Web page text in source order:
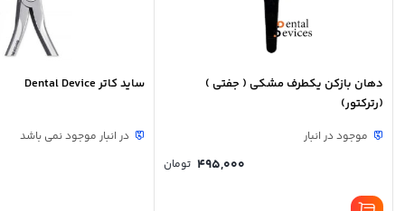
دهان بازکن یکطرف مشکی ( جفتی )
(رترکتور)
موجود در انبار
495,000 تومان
ساید کاتر Dental Device
در انبار موجود نمی باشد